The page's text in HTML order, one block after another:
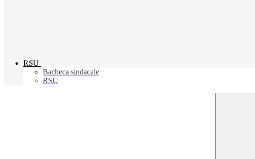
RSU
Bacheca sindacale
RSU